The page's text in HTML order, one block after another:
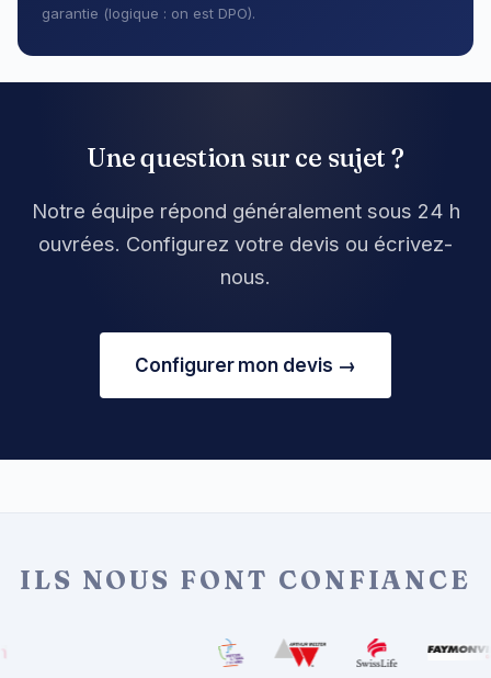
garantie (logique : on est DPO).
Une question sur ce sujet ?
Notre équipe répond généralement sous 24 h
ouvrées. Configurez votre devis ou écrivez-
nous.
Configurer mon devis →
ILS NOUS FONT CONFIANCE